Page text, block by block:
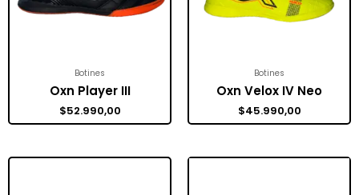
Botines
Oxn Player III
$52.990,00
Botines
Oxn Velox IV Neo
$45.990,00